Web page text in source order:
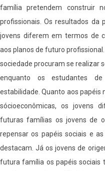
família pretendem construir
profissionais. Os resultados da
jovens diferem em termos de
aos planos de futuro
sociedade procuram se realizar
enquanto os estudantes
estabilidade. Quanto aos
sócioeconômicas, os jovens
futuras famílias os jovens de
repensar os papéis sociais e
destacam. Já os jovens de
futura família os papéis sociais